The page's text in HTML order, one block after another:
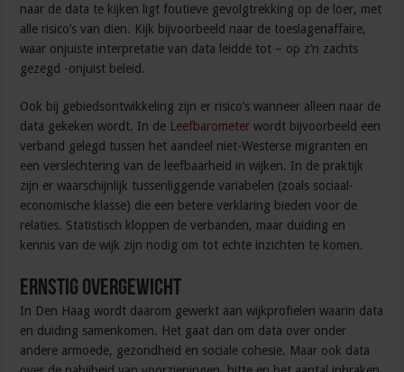
naar de data te kijken ligt foutieve gevolgtrekking op de loer, met
alle risico’s van dien. Kijk bijvoorbeeld naar de toeslagenaffaire,
waar onjuiste interpretatie van data leidde tot – op z’n zachts
gezegd -onjuist beleid.
Ook bij gebiedsontwikkeling zijn er risico’s wanneer alleen naar de
data gekeken wordt. In de Leefbarometer wordt bijvoorbeeld een
verband gelegd tussen het aandeel niet-Westerse migranten en
een verslechtering van de leefbaarheid in wijken. In de praktijk
zijn er waarschijnlijk tussenliggende variabelen (zoals sociaal-
economische klasse) die een betere verklaring bieden voor de
relaties. Statistisch kloppen de verbanden, maar duiding en
kennis van de wijk zijn nodig om tot echte inzichten te komen.
Ernstig overgewicht
In Den Haag wordt daarom gewerkt aan wijkprofielen waarin data
en duiding samenkomen. Het gaat dan om data over onder
andere armoede, gezondheid en sociale cohesie. Maar ook data